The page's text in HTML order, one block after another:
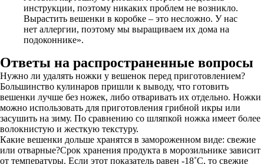
инструкции, поэтому никаких проблем не возникло.
Вырастить вешенки в коробке – это несложно. У нас
нет аллергии, поэтому мы выращиваем их дома на
подоконнике».
Ответы на распространенные вопросы
Нужно ли удалять ножки у вешенок перед приготовлением?
Большинство кулинаров пришли к выводу, что готовить
вешенки лучше без ножек, либо отваривать их отдельно. Ножки
можно использовать для приготовления грибной икры или
засушить на зиму. По сравнению со шляпкой ножка имеет более
волокнистую и жесткую текстуру.
Какие вешенки дольше хранятся в замороженном виде: свежие
или отварные?Срок хранения продукта в морозильнике зависит
от температуры. Если этот показатель равен -18˚С, то свежие